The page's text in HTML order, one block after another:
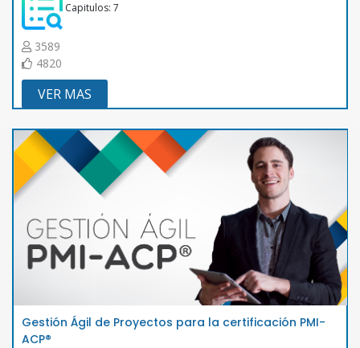
Capitulos: 7
3589
4820
VER MAS
Gestión Ágil de Proyectos para la certificación PMI-
ACP®